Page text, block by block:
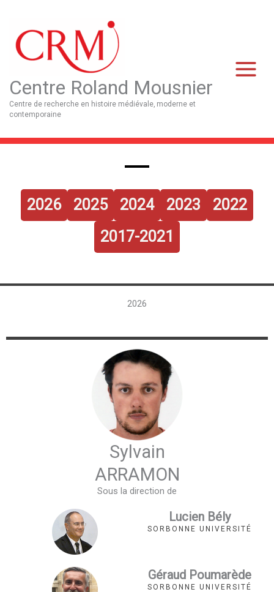
contenu
Centre Roland Mousnier
Centre de recherche en histoire médiévale, moderne et
contemporaine
2026 2025 2024 2023
2022
2017-2021
2026
Sylvain
ARRAMON
Sous la direction de
Lucien Bély
SORBONNE UNIVERSITÉ
Géraud Poumarède
SORBONNE UNIVERSITÉ